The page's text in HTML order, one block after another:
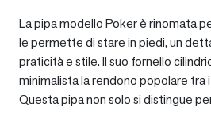
La pipa modello Poker è rinomata
le permette di stare in piedi, un
praticità e stile. Il suo fornello
minimalista la rendono popolare tra
Questa pipa non solo si distingue